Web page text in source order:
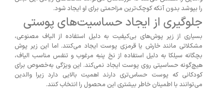
را بپوشد بدون آنکه کوچک‌ترین مزاحمتی برای او ایجاد شود.
جلوگیری از ایجاد حساسیت‌های پوستی
بسیاری از زیر پوش‌های بی‌کیفیت به دلیل استفاده از الیاف مصنوعی،
مشکلاتی مانند خارش یا قرمزی پوست ایجاد می‌کنند. اما این زیر پوش
بچگانه سیلکا به دلیل استفاده از نخ پنبه مرغوب و تنفس مناسب الیاف،
هیچ‌گونه حساسیتی روی پوست ایجاد نمی‌کند. این ویژگی به‌خصوص برای
کودکانی که پوست حساس‌تری دارند اهمیت بالایی دارد زیرا والدین
می‌توانند با اطمینان خاطر بیشتری این محصول را انتخاب کنند.